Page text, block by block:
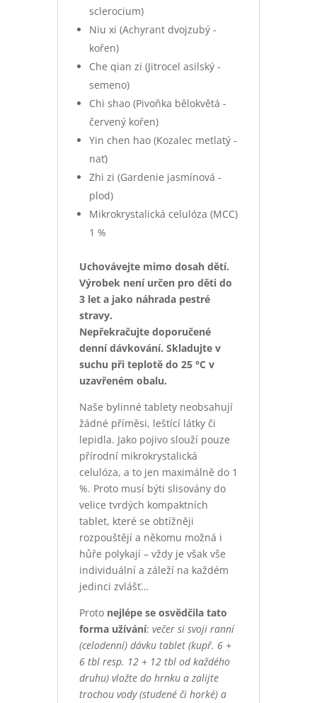
sclerocium)
Niu xi (Achyrant dvojzubý -
kořen)
Che qian zi (Jitrocel asilský -
semeno)
Chi shao (Pivoňka bělokvětá -
červený kořen)
Yin chen hao (Kozalec metlatý -
nať)
Zhi zi (Gardenie jasmínová -
plod)
Mikrokrystalická celulóza (MCC)
1 %
Uchovávejte mimo dosah dětí.
Výrobek není určen pro děti do
3 let a jako náhrada pestré
stravy.
Nepřekračujte doporučené
denní dávkování. Skladujte v
suchu při teplotě do 25 °C v
uzavřeném obalu.
Naše bylinné tablety neobsahují
žádné příměsi, leštící látky či
lepidla. Jako pojivo slouží pouze
přírodní mikrokrystalická
celulóza, a to jen maximálně do 1
%. Proto musí býti slisovány do
velice tvrdých kompaktních
tablet, které se obtížněji
rozpouštějí a někomu možná i
hůře polykají – vždy je však vše
individuální a záleží na každém
jedinci zvlášť…
Proto nejlépe se osvědčila tato
forma užívání: večer si svoji ranní
(celodenní) dávku tablet (kupř. 6 +
6 tbl resp. 12 + 12 tbl od každého
druhu) vložte do hrnku a zalijte
trochou vody (studené či horké) a